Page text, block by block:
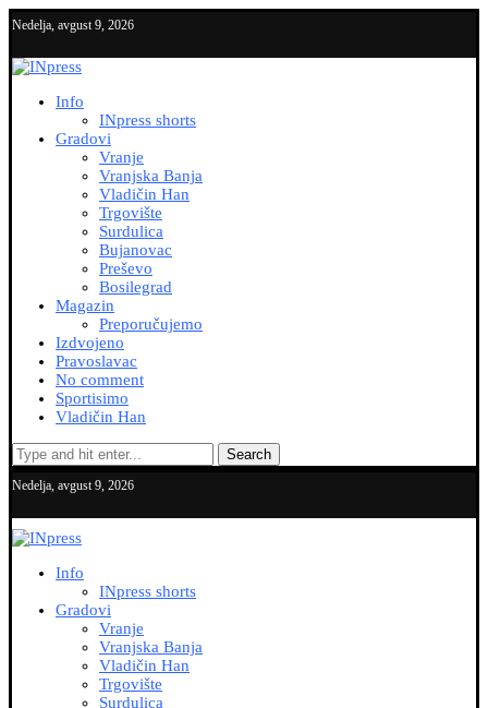
Nedelja, avgust 9, 2026
Info
INpress shorts
Gradovi
Vranje
Vranjska Banja
Vladičin Han
Trgovište
Surdulica
Bujanovac
Preševo
Bosilegrad
Magazin
Preporučujemo
Izdvojeno
Pravoslavac
No comment
Sportisimo
Vladičin Han
Search
Nedelja, avgust 9, 2026
Info
INpress shorts
Gradovi
Vranje
Vranjska Banja
Vladičin Han
Trgovište
Surdulica